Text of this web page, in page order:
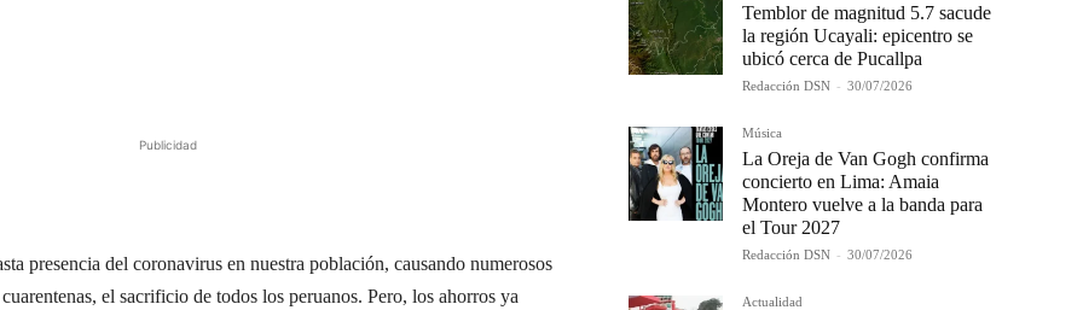
Publicidad
presencia del coronavirus en nuestra población, causando numerosos
el sacrificio de todos los peruanos. Pero, los ahorros ya
Temblor de magnitud 5.7 sacude
la región Ucayali: epicentro se
ubicó cerca de Pucallpa
Redacción DSN - 30/07/2026
Música
La Oreja de Van Gogh confirma
concierto en Lima: Amaia
Montero vuelve a la banda para
el Tour 2027
Redacción DSN - 30/07/2026
Actualidad